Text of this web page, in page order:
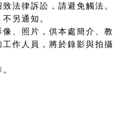
法律訴訟，請避免觸法。
另通知。
、照片，供本處簡介、教
作人員，將於錄影與拍攝